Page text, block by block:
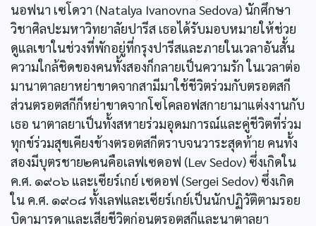
นอฟนา เซโดวา (Natalya Ivanovna Sedova) นักศึกษา
วิชาศิลปะมหาวิทยาลัยปารีส เธอได้รับมอบหมายให้ช่วย
ดูแลเขาในช่วงที่พักอยู่ที่กรุงปารีสและภายในเวลาอันสั้น
ความใกล้ชิดของคนทั้งสองก็กลายเป็นความรัก ในเวลาต่อ
มานาตาลยาหย่าขาดจากสามีมาใช้ชีวิตร่วมกับตรอตสกี
ส่วนตรอตสกีก็หย่าขาดจากโซโคลอฟสกายามาแต่งงานกับ
เธอ นาตาลยาเป็นทั้งสหายร่วมอุดมการณ์และคู่ชีวิตที่ร่วม
ทุกข์ร่วมสุขเคียงข้างตรอตสกีตราบจนวาระสุดท้าย คนทั้ง
สองมีบุตรชาย๒คนคือเลฟเซดอฟ (Lev Sedov) ซึ่งเกิดใน
ค.ศ. ๑๙๐๖ และเซียร์เกย์ เซดอฟ (Sergei Sedov) ซึ่งเกิด
ใน ค.ศ. ๑๙๐๘ ทั้งเลฟและเซียร์เกย์เป็นนักปฏิวัติตามรอย
บิดามารดาและเสียชีวิตก่อนตรอตสกีและนาตาลยา